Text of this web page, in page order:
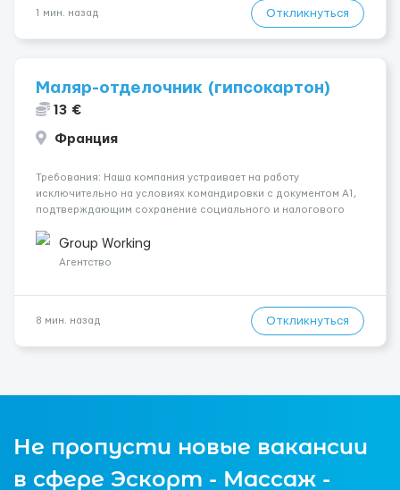
1 мин. назад Откликнуться
Маляр-отделочник (гипсокартон)
13 €
Франция
Требования: Наша компания устраивает на работу
исключительно на условиях командировки с документом A1,
подтверждающим сохранение социального и налогового
A1 могут получить граждане стран с упрощенным доступом к
рынку труда ЕС (Укра...
Group Working
Агентство
8 мин. назад Откликнуться
Не пропусти новые вакансии
в сфере Эскорт - Массаж -